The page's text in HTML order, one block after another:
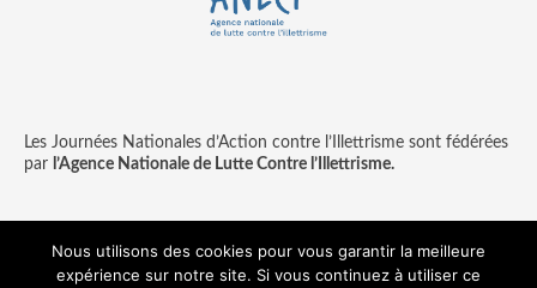
Les Journées Nationales d’Action contre l’Illettrisme sont fédérées
par l’Agence Nationale de Lutte Contre l’Illettrisme.
Nous utilisons des cookies pour vous garantir la meilleure
expérience sur notre site. Si vous continuez à utiliser ce